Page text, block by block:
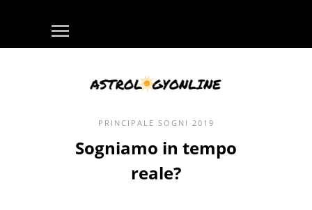
PRINCIPALE SOGNI 2019
Sogniamo in tempo
reale?